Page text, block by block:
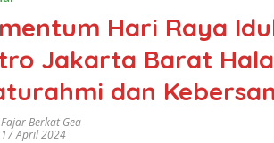
Hari Raya
Jakarta Barat
dan
Fajar Berkat Gea
17 April 2024